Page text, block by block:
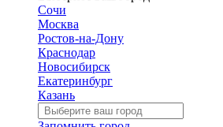
Сочи
Москва
Ростов-на-Дону
Краснодар
Новосибирск
Екатеринбург
Казань